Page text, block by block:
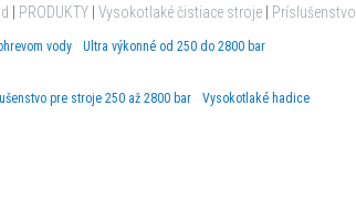
PRODUKTY Vysokotlaké čistiace stroje Príslušenstvo
vody
Ultra výkonné od 250 do 2800 bar
pre stroje 250 až 2800 bar
Vysokotlaké hadice